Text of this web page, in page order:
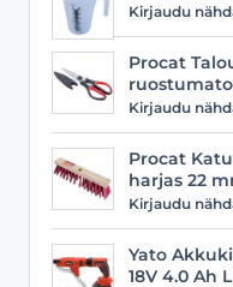
Kirjaudu
Procat
Kirjaudu
Procat
harjas 22
Kirjaudu
Yato
18V 4.0 Ah